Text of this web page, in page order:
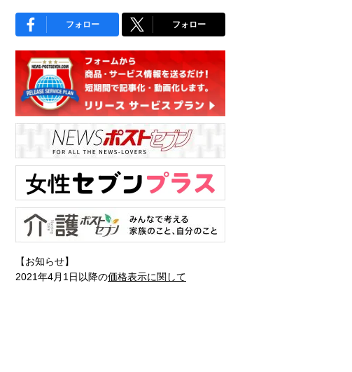
フォロー フォロー
【お知らせ】
2021年4月1日以降の価格表示に関して